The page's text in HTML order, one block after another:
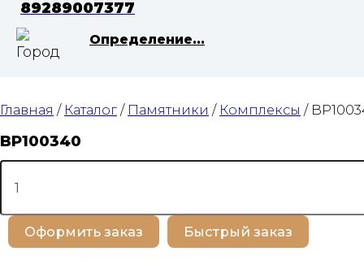
89289007377
Определение...
Главная / Каталог / Памятники / Комплексы /
BP100340
Количество
товара
Оформить заказ Быстрый заказ